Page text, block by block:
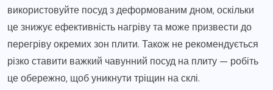
використовуйте посуд з деформованим дном, оскільки
це знижує ефективність нагріву та може призвести до
перегріву окремих зон плити. Також не рекомендується
різко ставити важкий чавунний посуд на плиту — робіть
це обережно, щоб уникнути тріщин на склі.